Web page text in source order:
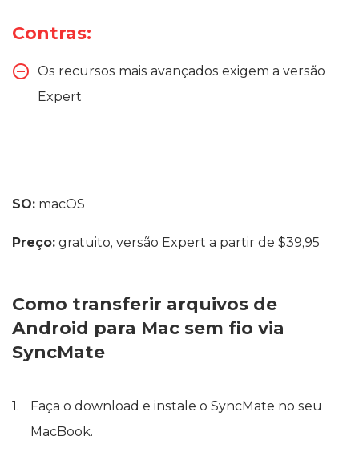
Contras:
Os recursos mais avançados exigem a versão
Expert
SO: macOS
Preço: gratuito, versão Expert a partir de $39,95
Como transferir arquivos de
Android para Mac sem fio via
SyncMate
Faça o download e instale o SyncMate no seu
MacBook.